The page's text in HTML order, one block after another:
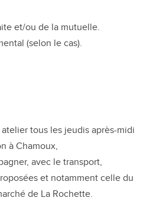
et/ou de la mutuelle.
(selon le cas).
atelier tous les jeudis après-midi
à Chamoux,
avec le transport,
et notamment celle du
de La Rochette.